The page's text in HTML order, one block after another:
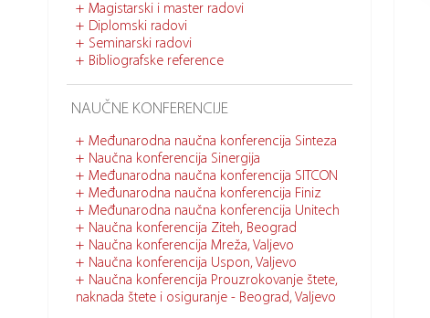
Magistarski i master radovi
Diplomski radovi
Seminarski radovi
Bibliografske reference
NAUČNE KONFERENCIJE
Međunarodna naučna konferencija Sinteza
Naučna konferencija Sinergija
Međunarodna naučna konferencija SITCON
Međunarodna naučna konferencija Finiz
Međunarodna naučna konferencija Unitech
Naučna konferencija Ziteh, Beograd
Naučna konferencija Mreža, Valjevo
Naučna konferencija Uspon, Valjevo
Naučna konferencija Prouzrokovanje štete,
naknada štete i osiguranje - Beograd, Valjevo